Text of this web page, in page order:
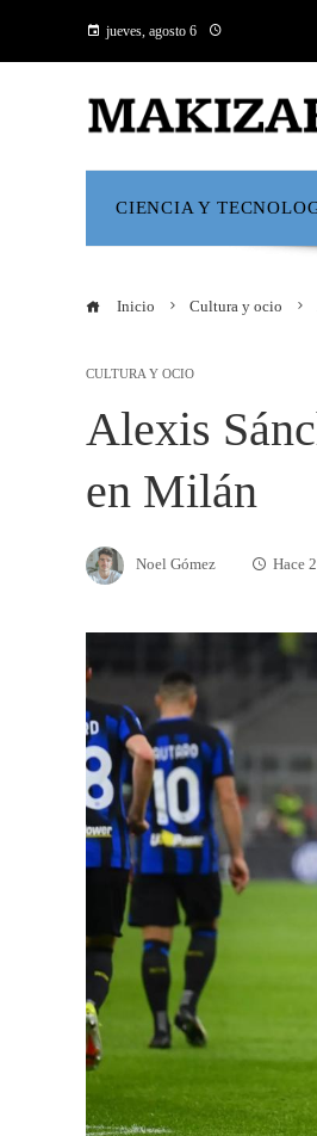
jueves, agosto 6
CIENCIA Y
Inicio Cultura y ocio
CULTURA Y OCIO
Alexis
en Milán
Noel Gómez Hace